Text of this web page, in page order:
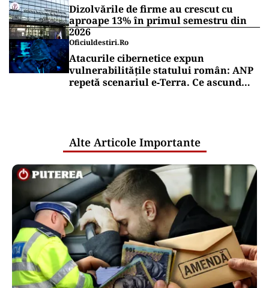
Dizolvările de firme au crescut cu
aproape 13% în primul semestru din
2026
Oficiuldestiri.ro
Atacurile cibernetice expun
vulnerabilitățile statului român: ANP
repetă scenariul e‑Terra. Ce ascund
Alte Articole Importante